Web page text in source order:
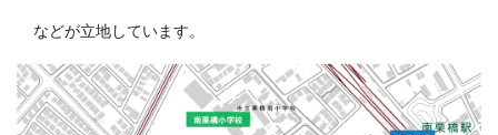
などが立地しています。